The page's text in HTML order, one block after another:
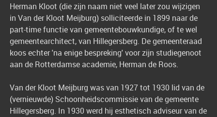
Herman Kloot (die zijn naam niet veel later zou wijzigen
in Van der Kloot Meijburg) solliciteerde in 1899 naar de
part-time functie van gemeentebouwkundige, of te wel
gemeentearchitect, van Hillegersberg. De gemeenteraad
koos echter 'na enige bespreking' voor zijn studiegenoot
aan de Rotterdamse academie, Herman de Roos.
Van der Kloot Meijburg was van 1927 tot 1930 lid van de
(vernieuwde) Schoonheidscommissie van de gemeente
Hillegersberg. In 1930 werd hij esthetisch adviseur van de